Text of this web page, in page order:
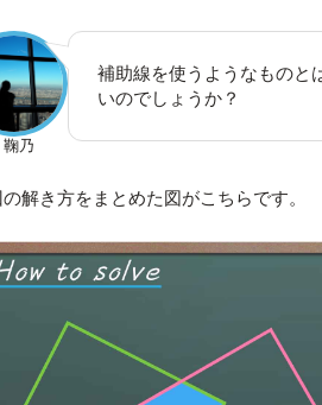
鞠乃
補助線を使うようなものと
いのでしょうか？
解き方をまとめた図がこちらです。